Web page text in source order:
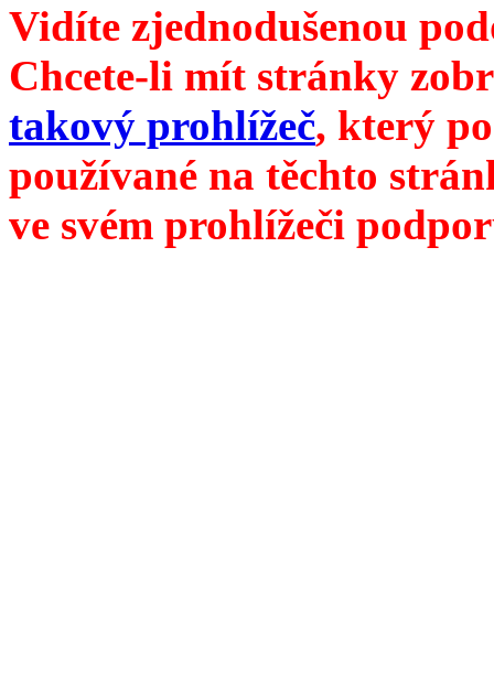
Vidíte zjednodušenou
Chcete-li mít stránky
takový prohlížeč, který
používané na těchto
ve svém prohlížeči